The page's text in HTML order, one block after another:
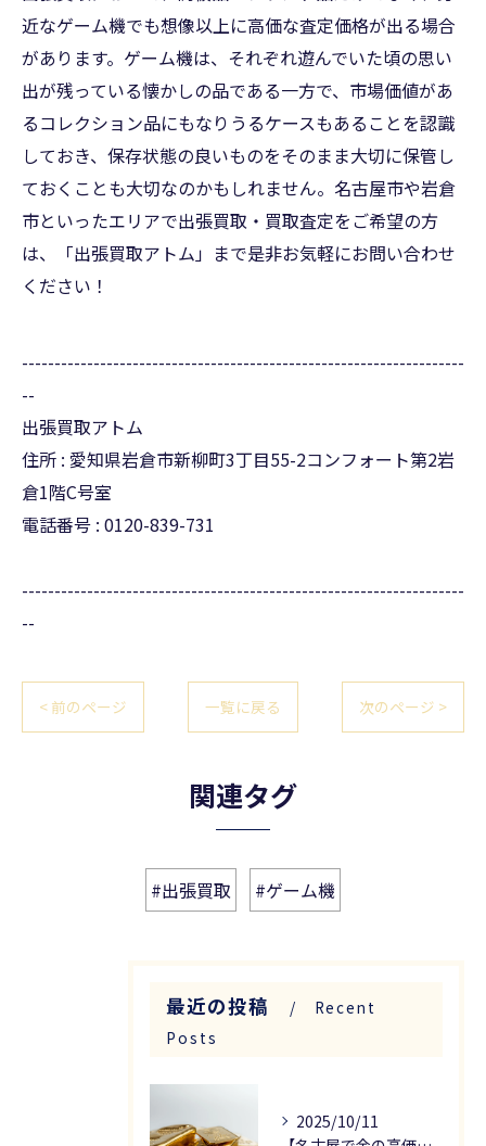
近なゲーム機でも想像以上に高価な査定価格が出る場合
があります。ゲーム機は、それぞれ遊んでいた頃の思い
出が残っている懐かしの品である一方で、市場価値があ
るコレクション品にもなりうるケースもあることを認識
しておき、保存状態の良いものをそのまま大切に保管し
ておくことも大切なのかもしれません。名古屋市や岩倉
市といったエリアで出張買取・買取査定をご希望の方
は、「出張買取アトム」まで是非お気軽にお問い合わせ
ください！
--------------------------------------------------------------------
--
出張買取アトム
住所 : 愛知県岩倉市新柳町3丁目55-2コンフォート第2岩
倉1階C号室
電話番号 : 0120-839-731
--------------------------------------------------------------------
--
< 前のページ 一覧に戻る 次のページ >
関連タグ
#出張買取 #ゲーム機
最近の投稿
Recent
Posts
2025/10/11